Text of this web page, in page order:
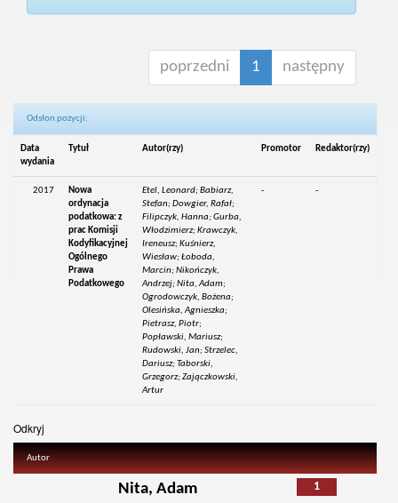
poprzedni 1 następny
Odsłon pozycji:
Data
wydania
Tytuł Autor(rzy) Promotor Redaktor(rzy)
2017
Nowa
ordynacja
podatkowa: z
prac Komisji
Kodyfikacyjnej
Ogólnego
Prawa
Podatkowego
Etel, Leonard; Babiarz,
Stefan; Dowgier, Rafał;
Filipczyk, Hanna; Gurba,
Włodzimierz; Krawczyk,
Ireneusz; Kuśnierz,
Wiesław; Łoboda,
Marcin; Nikończyk,
Andrzej; Nita, Adam;
Ogrodowczyk, Bożena;
Olesińska, Agnieszka;
Pietrasz, Piotr;
Popławski, Mariusz;
Rudowski, Jan; Strzelec,
Dariusz; Taborski,
Grzegorz; Zajączkowski,
Artur
- -
Odkryj
Autor
1
Nita, Adam